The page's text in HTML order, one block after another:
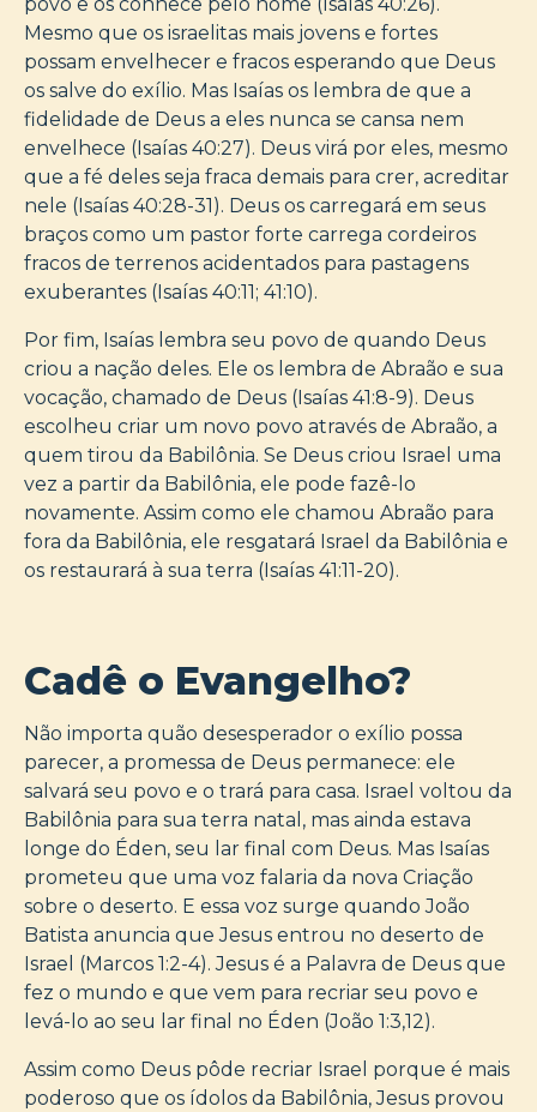
Mesmo que os israelitas mais jovens e fortes
possam envelhecer e fracos esperando que Deus
os salve do exílio. Mas Isaías os lembra de que a
fidelidade de Deus a eles nunca se cansa nem
envelhece (Isaías 40:27). Deus virá por eles, mesmo
que a fé deles seja fraca demais para crer, acreditar
nele (Isaías 40:28-31). Deus os carregará em seus
braços como um pastor forte carrega cordeiros
fracos de terrenos acidentados para pastagens
exuberantes (Isaías 40:11; 41:10).
Por fim, Isaías lembra seu povo de quando Deus
criou a nação deles. Ele os lembra de Abraão e sua
vocação, chamado de Deus (Isaías 41:8-9). Deus
escolheu criar um novo povo através de Abraão, a
quem tirou da Babilônia. Se Deus criou Israel uma
vez a partir da Babilônia, ele pode fazê-lo
novamente. Assim como ele chamou Abraão para
fora da Babilônia, ele resgatará Israel da Babilônia e
os restaurará à sua terra (Isaías 41:11-20).
Cadê o Evangelho?
Não importa quão desesperador o exílio possa
parecer, a promessa de Deus permanece: ele
salvará seu povo e o trará para casa. Israel voltou da
Babilônia para sua terra natal, mas ainda estava
longe do Éden, seu lar final com Deus. Mas Isaías
prometeu que uma voz falaria da nova Criação
sobre o deserto. E essa voz surge quando João
Batista anuncia que Jesus entrou no deserto de
Israel (Marcos 1:2-4). Jesus é a Palavra de Deus que
fez o mundo e que vem para recriar seu povo e
levá-lo ao seu lar final no Éden (João 1:3,12).
Assim como Deus pôde recriar Israel porque é mais
poderoso que os ídolos da Babilônia, Jesus provou